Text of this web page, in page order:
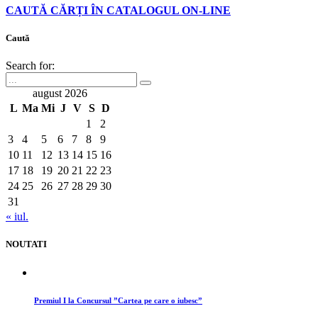
CAUTĂ CĂRȚI ÎN CATALOGUL ON-LINE
Caută
Search for:
august 2026
L Ma Mi J V S D
1
2
3
4 5 6 7 8
9
10 11 12 13 14 15 16
17 18 19 20 21 22 23
24 25 26 27 28 29 30
31
« iul.
NOUTATI
Premiul I la Concursul ”Cartea pe care o iubesc”